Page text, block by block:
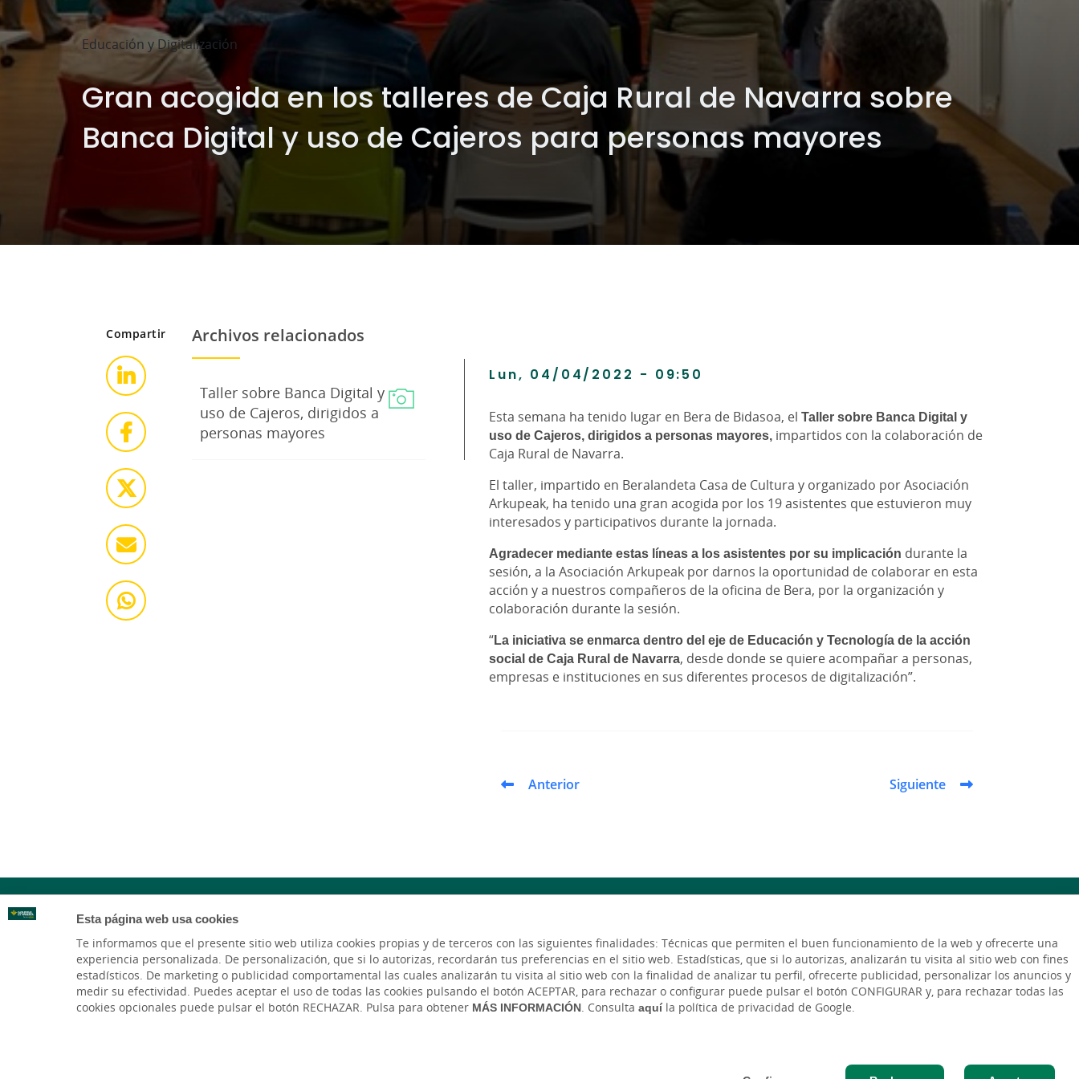
Esta página web usa cookies
Te informamos que el presente sitio web utiliza cookies propias y de terceros con las siguientes finalidades: Técnicas que permiten el buen funcionamiento de la web y ofrecerte una
experiencia personalizada. De personalización, que si lo autorizas, recordarán tus preferencias en el sitio web. Estadísticas, que si lo autorizas, analizarán tu visita al sitio web con fines
estadísticos. De marketing o publicidad comportamental las cuales analizarán tu visita al sitio web con la finalidad de analizar tu perfil, ofrecerte publicidad, personalizar los anuncios y
medir su efectividad. Puedes aceptar el uso de todas las cookies pulsando el botón ACEPTAR, para rechazar o configurar puede pulsar el botón CONFIGURAR y, para rechazar todas las
cookies opcionales puede pulsar el botón RECHAZAR. Pulsa para obtener MÁS INFORMACIÓN. Consultaaquí la política de privacidad de Google.
Educación y Digitalización
Gran acogida en los talleres de Caja Rural de Navarra sobre
Banca Digital y uso de Cajeros para personas mayores
Compartir Archivos relacionados
Taller sobre Banca Digital y
uso de Cajeros, dirigidos a
personas mayores
Lun, 04/04/2022 - 09:50
Esta semana ha tenido lugar en Bera de Bidasoa, elTaller sobre Banca Digital y
uso de Cajeros, dirigidos a personas mayores, impartidos con la colaboración de
Caja Rural de Navarra.
El taller, impartido en Beralandeta Casa de Cultura y organizado por Asociación
Arkupeak, ha tenido una gran acogida por los 19 asistentes que estuvieron muy
interesados y participativos durante la jornada.
Agradecer mediante estas líneas a los asistentes por su implicación durante la
sesión, a la Asociación Arkupeak por darnos la oportunidad de colaborar en esta
acción y a nuestros compañeros de la oficina de Bera, por la organización y
colaboración durante la sesión.
“La iniciativa se enmarca dentro del eje de Educación y Tecnología de la acción
social de Caja Rural de Navarra, desde donde se quiere acompañar a personas,
empresas e instituciones en sus diferentes procesos de digitalización”.
Anterior Siguiente
HACER AQUÍ,
CRECER AQUÍ.
Cuéntanos tu proyecto